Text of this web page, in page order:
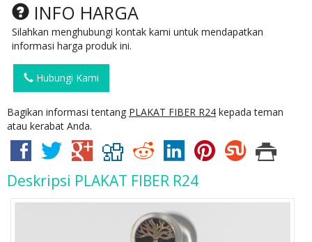
INFO HARGA
Silahkan menghubungi kontak kami untuk mendapatkan
informasi harga produk ini.
Hubungi Kami
Bagikan informasi tentang PLAKAT FIBER R24 kepada teman
atau kerabat Anda.
Deskripsi PLAKAT FIBER R24